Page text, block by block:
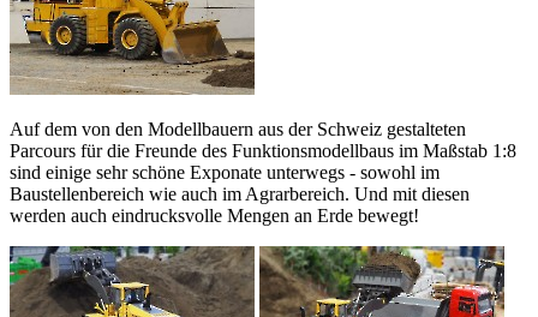
Auf dem von den Modellbauern aus der Schweiz gestalteten
Parcours für die Freunde des Funktionsmodellbaus im Maßstab 1:8
sind einige sehr schöne Exponate unterwegs - sowohl im
Baustellenbereich wie auch im Agrarbereich. Und mit diesen
werden auch eindrucksvolle Mengen an Erde bewegt!